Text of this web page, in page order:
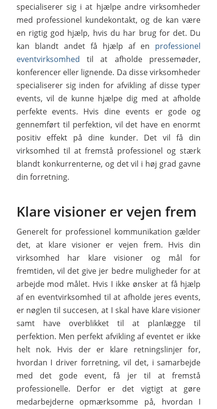
specialiserer sig i at hjælpe andre virksomheder
med professionel kundekontakt, og de kan være
en rigtig god hjælp, hvis du har brug for det. Du
kan blandt andet få hjælp af en professionel
eventvirksomhed til at afholde pressemøder,
konferencer eller lignende. Da disse virksomheder
specialiserer sig inden for afvikling af disse typer
events, vil de kunne hjælpe dig med at afholde
perfekte events. Hvis dine events er gode og
gennemført til perfektion, vil det have en enormt
positiv effekt på dine kunder. Det vil få din
virksomhed til at fremstå professionel og stærk
blandt konkurrenterne, og det vil i høj grad gavne
din forretning.
Klare visioner er vejen frem
Generelt for professionel kommunikation gælder
det, at klare visioner er vejen frem. Hvis din
virksomhed har klare visioner og mål for
fremtiden, vil det give jer bedre muligheder for at
arbejde mod målet. Hvis I ikke ønsker at få hjælp
af en eventvirksomhed til at afholde jeres events,
er nøglen til succesen, at I skal have klare visioner
samt have overblikket til at planlægge til
perfektion. Men perfekt afvikling af eventet er ikke
helt nok. Hvis der er klare retningslinjer for,
hvordan I driver forretning, vil det, i samarbejde
med det gode event, få jer til at fremstå
professionelle. Derfor er det vigtigt at gøre
medarbejderne opmærksomme på, hvordan I